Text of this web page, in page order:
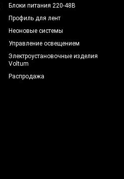
Блоки питания 220-48В
Профиль для лент
Неоновые системы
Управление освещением
Электроустановочные изделия
Voltum
Распродажа